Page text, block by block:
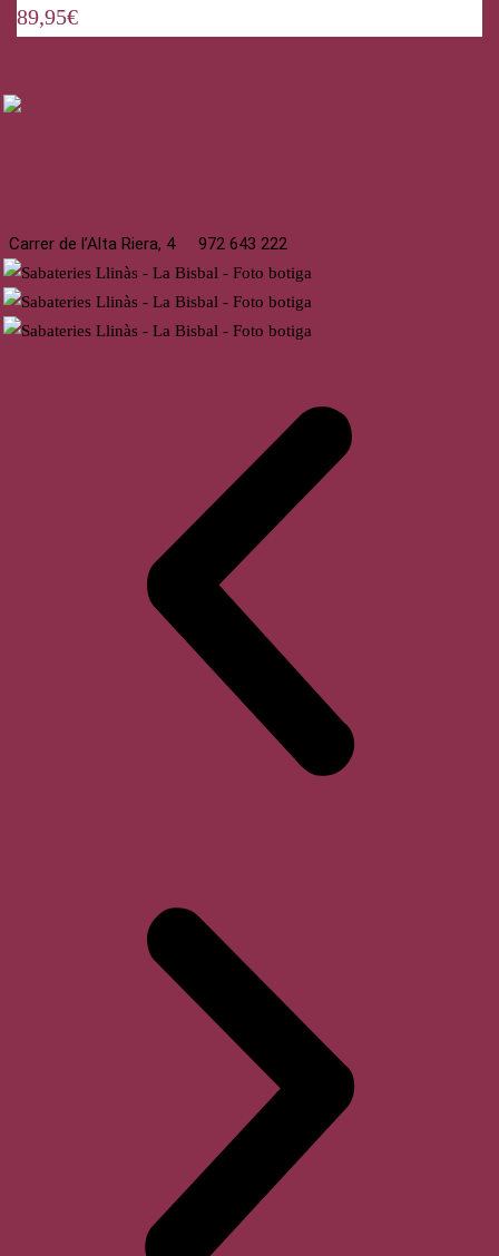
89,95€
Carrer de l’Alta Riera, 4 972 643 222